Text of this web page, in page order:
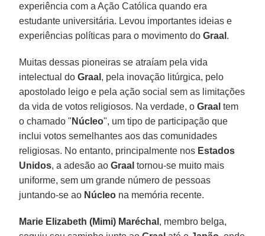
experiência com a Ação Católica quando era
estudante universitária. Levou importantes ideias e
experiências políticas para o movimento doGraal .
Muitas dessas pioneiras se atraíam pela vida
intelectual doGraal , pela inovação litúrgica, pelo
apostolado leigo e pela ação social sem as limitações
da vida de votos religiosos. Na verdade, oGraal tem
o chamado " Núcleo", um tipo de participação que
inclui votos semelhantes aos das comunidades
religiosas. No entanto, principalmente nos Estados
Unidos, a adesão aoGraal tornou-se muito mais
uniforme, sem um grande número de pessoas
juntando-se ao Núcleo na memória recente.
Marie Elizabeth (Mimi) Maréchal , membro belga,